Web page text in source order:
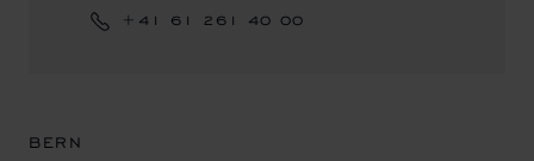
+41 61 261 40 00
BERN